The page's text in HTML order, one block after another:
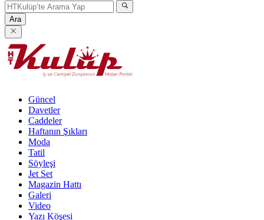
Ara
Güncel
Davetler
Caddeler
Haftanın Şıkları
Moda
Tatil
Söyleşi
Jet Set
Magazin Hattı
Galeri
Video
Yazı Köşesi